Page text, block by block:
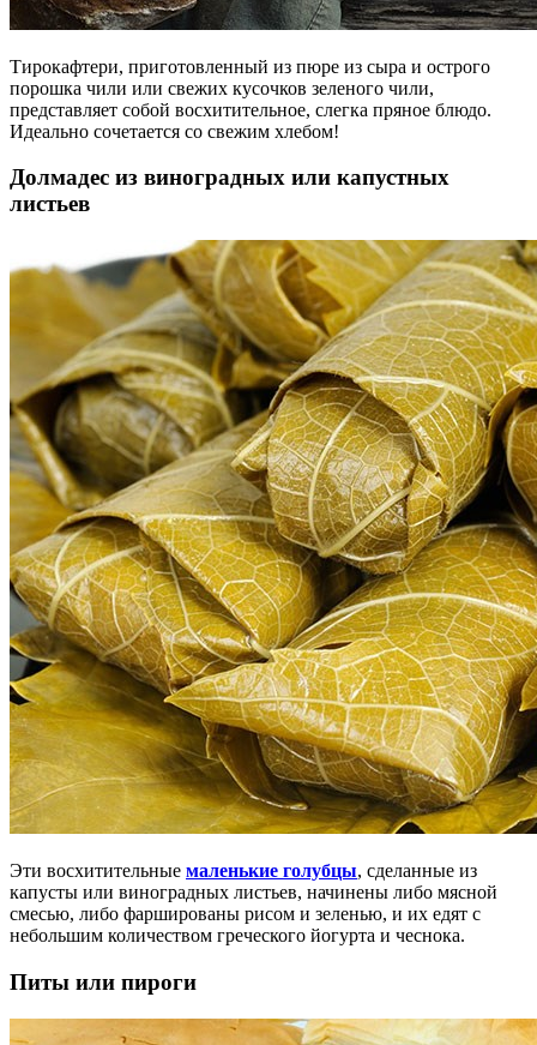
Тирокафтери, приготовленный из пюре из сыра и острого
порошка чили или свежих кусочков зеленого чили,
представляет собой восхитительное, слегка пряное блюдо.
Идеально сочетается со свежим хлебом!
Долмадес из виноградных или капустных
листьев
Эти восхитительные маленькие голубцы, сделанные из
капусты или виноградных листьев, начинены либо мясной
смесью, либо фаршированы рисом и зеленью, и их едят с
небольшим количеством греческого йогурта и чеснока.
Питы или пироги